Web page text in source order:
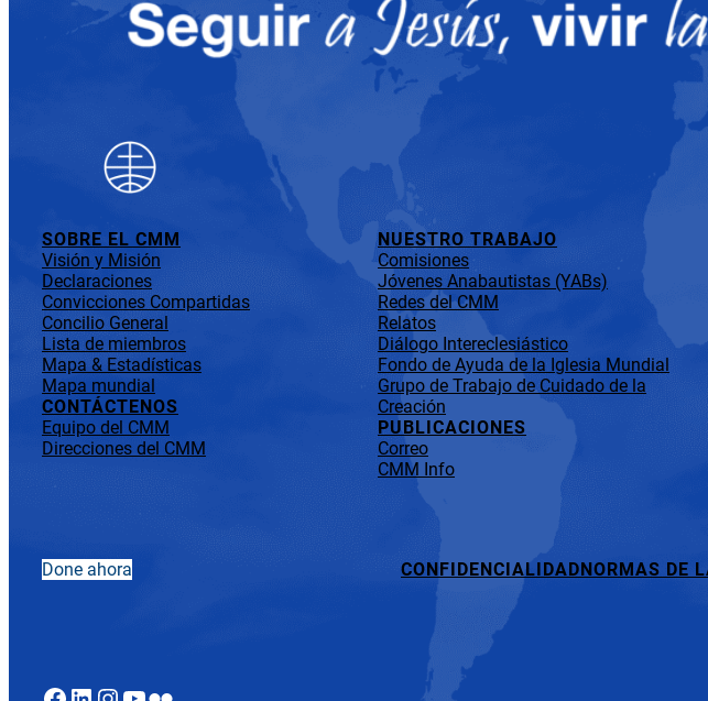
SOBRE EL CMM
Visión y Misión
Declaraciones
Convicciones Compartidas
Concilio General
Lista de miembros
Mapa & Estadísticas
Mapa mundial
CONTÁCTENOS
Equipo del CMM
Direcciones del CMM
NUESTRO TRABAJO
Comisiones
Jóvenes Anabautistas (YABs)
Redes del CMM
Relatos
Diálogo Intereclesiástico
Fondo de Ayuda de la Iglesia Mundial
Grupo de Trabajo de Cuidado de la
Creación
PUBLICACIONES
Correo
CMM Info
Done ahora CONFIDENCIALIDAD NORMAS DE